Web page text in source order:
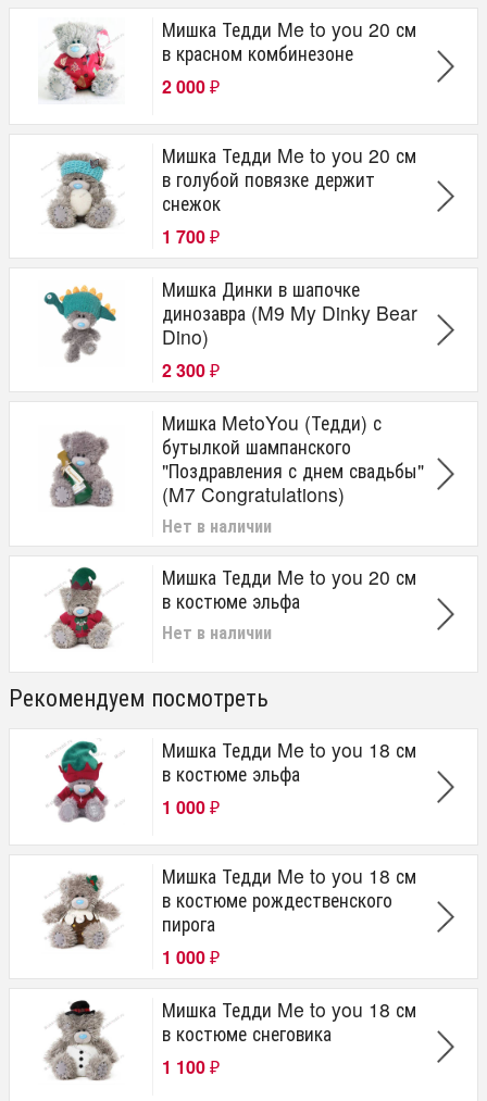
Мишка Тедди Me to you 20 см
в красном комбинезоне
2 000 ₽
Мишка Тедди Me to you 20 см
в голубой повязке держит
снежок
1 700 ₽
Мишка Динки в шапочке
динозавра (M9 My Dinky Bear
Dino)
2 300 ₽
Мишка MetoYou (Тедди) с
бутылкой шампанского
"Поздравления с днем свадьбы"
(M7 Congratulations)
Нет в наличии
Мишка Тедди Me to you 20 см
в костюме эльфа
Нет в наличии
Рекомендуем посмотреть
Мишка Тедди Me to you 18 см
в костюме эльфа
1 000 ₽
Мишка Тедди Me to you 18 см
в костюме рождественского
пирога
1 000 ₽
Мишка Тедди Me to you 18 см
в костюме снеговика
1 100 ₽